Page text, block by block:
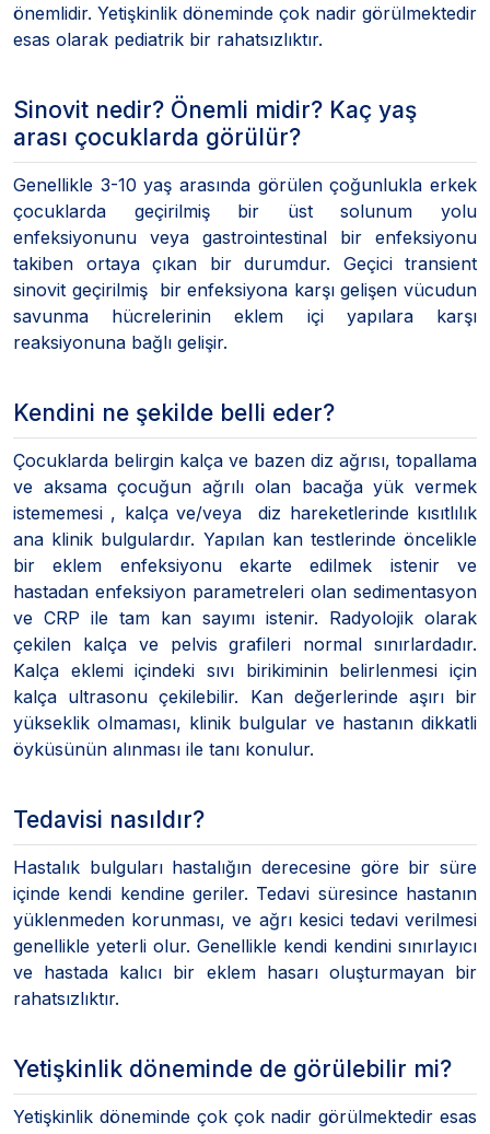
önemlidir. Yetişkinlik döneminde çok nadir görülmektedir
esas olarak pediatrik bir rahatsızlıktır.
Sinovit nedir? Önemli midir? Kaç yaş
arası çocuklarda görülür?
Genellikle 3-10 yaş arasında görülen çoğunlukla erkek
çocuklarda geçirilmiş bir üst solunum yolu
enfeksiyonunu veya gastrointestinal bir enfeksiyonu
takiben ortaya çıkan bir durumdur. Geçici transient
sinovit geçirilmiş bir enfeksiyona karşı gelişen vücudun
savunma hücrelerinin eklem içi yapılara karşı
reaksiyonuna bağlı gelişir.
Kendini ne şekilde belli eder?
Çocuklarda belirgin kalça ve bazen diz ağrısı, topallama
ve aksama çocuğun ağrılı olan bacağa yük vermek
istememesi , kalça ve/veya diz hareketlerinde kısıtlılık
ana klinik bulgulardır. Yapılan kan testlerinde öncelikle
bir eklem enfeksiyonu ekarte edilmek istenir ve
hastadan enfeksiyon parametreleri olan sedimentasyon
ve CRP ile tam kan sayımı istenir. Radyolojik olarak
çekilen kalça ve pelvis grafileri normal sınırlardadır.
Kalça eklemi içindeki sıvı birikiminin belirlenmesi için
kalça ultrasonu çekilebilir. Kan değerlerinde aşırı bir
yükseklik olmaması, klinik bulgular ve hastanın dikkatli
öyküsünün alınması ile tanı konulur.
Tedavisi nasıldır?
Hastalık bulguları hastalığın derecesine göre bir süre
içinde kendi kendine geriler. Tedavi süresince hastanın
yüklenmeden korunması, ve ağrı kesici tedavi verilmesi
genellikle yeterli olur. Genellikle kendi kendini sınırlayıcı
ve hastada kalıcı bir eklem hasarı oluşturmayan bir
rahatsızlıktır.
Yetişkinlik döneminde de görülebilir mi?
Yetişkinlik döneminde çok çok nadir görülmektedir esas